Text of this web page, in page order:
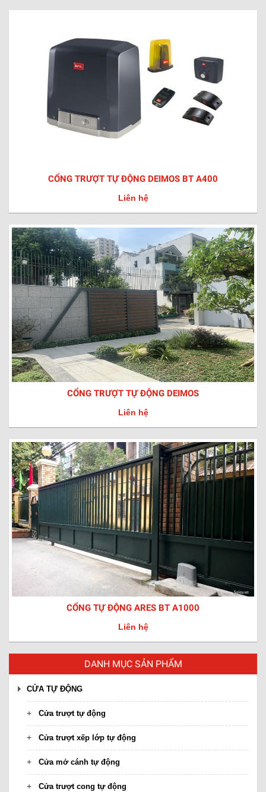
CỔNG TRƯỢT TỰ ĐỘNG DEIMOS BT A400
Liên hệ
CỔNG TRƯỢT TỰ ĐỘNG DEIMOS
Liên hệ
CỔNG TỰ ĐỘNG ARES BT A1000
Liên hệ
DANH MỤC SẢN PHẨM
CỬA TỰ ĐỘNG
Cửa trượt tự động
Cửa trượt xếp lớp tự động
Cửa mở cánh tự động
Cửa trượt cong tự động